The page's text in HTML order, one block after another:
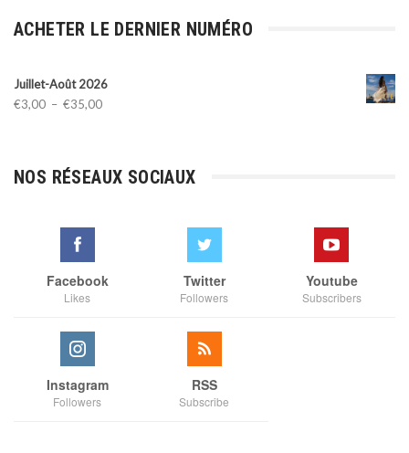
ACHETER LE DERNIER NUMÉRO
Juillet-Août 2026
€3,00 – €35,00Plage
à
NOS RÉSEAUX SOCIAUX
Facebook
Likes
Twitter
Followers
Youtube
Subscribers
Instagram
Followers
RSS
Subscribe